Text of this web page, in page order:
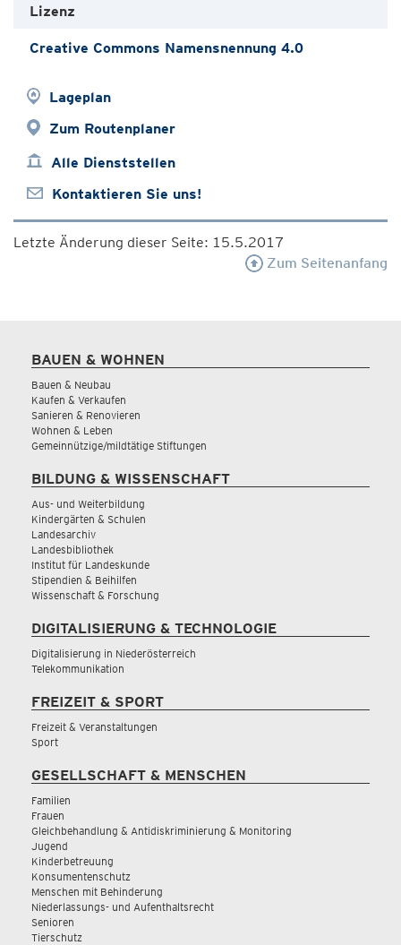
Lizenz
Creative Commons Namensnennung 4.0
Lageplan
Zum Routenplaner
Alle Dienststellen
Kontaktieren Sie uns!
Letzte Änderung dieser Seite: 15.5.2017
Zum Seitenanfang
BAUEN & WOHNEN
Bauen & Neubau
Kaufen & Verkaufen
Sanieren & Renovieren
Wohnen & Leben
Gemeinnützige/mildtätige Stiftungen
BILDUNG & WISSENSCHAFT
Aus- und Weiterbildung
Kindergärten & Schulen
Landesarchiv
Landesbibliothek
Institut für Landeskunde
Stipendien & Beihilfen
Wissenschaft & Forschung
DIGITALISIERUNG & TECHNOLOGIE
Digitalisierung in Niederösterreich
Telekommunikation
FREIZEIT & SPORT
Freizeit & Veranstaltungen
Sport
GESELLSCHAFT & MENSCHEN
Familien
Frauen
Gleichbehandlung & Antidiskriminierung & Monitoring
Jugend
Kinderbetreuung
Konsumentenschutz
Menschen mit Behinderung
Niederlassungs- und Aufenthaltsrecht
Senioren
Tierschutz